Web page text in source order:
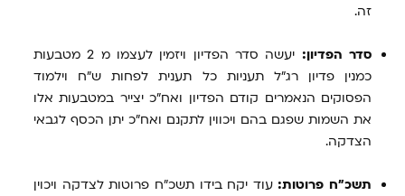
זה.
סדר הפדיון:
יעשה סדר הפדיון ויזמין לעצמו מ 2 מטבעות
כמנין פדיון רג"ל תעניות כל תענית לפחות ש"ח וילמוד
הפסוקים הנאמרים קודם הפדיון ואח"כ יצייר במטבעות אלו
את השמות שפגם בהם ויכווין לתקנם ואח"כ יתן הכסף לגבאי
הצדקה.
תשכ"ח פרוטות:עוד יקח בידו תשכ"ח פרוטות לצדקה ויכוין